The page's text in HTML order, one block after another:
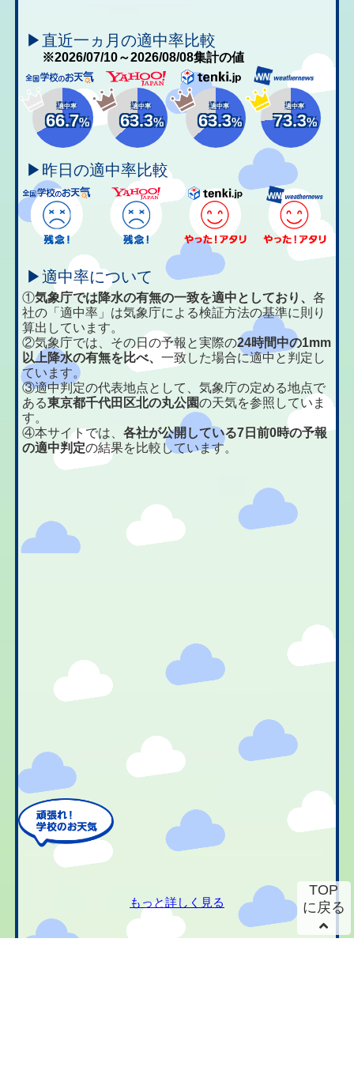
▶直近一ヵ月の適中率比較
※2026/07/10～2026/08/08集計の値
適中率
66.7%
適中率
63.3%
適中率
63.3%
適中率
73.3%
▶昨日の適中率比較
▶適中率について
①気象庁では降水の有無の一致を適中としており、各
社の「適中率」は気象庁による検証方法の基準に則り
算出しています。
②気象庁では、その日の予報と実際の24時間中の1mm
以上降水の有無を比べ、一致した場合に適中と判定し
ています。
③適中判定の代表地点として、気象庁の定める地点で
ある東京都千代田区北の丸公園の天気を参照していま
す。
④本サイトでは、各社が公開している7日前0時の予報
の適中判定の結果を比較しています。
もっと詳しく見る
TOP
に戻る